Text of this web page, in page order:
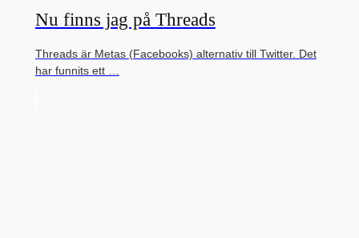
Nu finns jag på Threads
Threads är Metas (Facebooks) alternativ till Twitter. Det
har funnits ett …